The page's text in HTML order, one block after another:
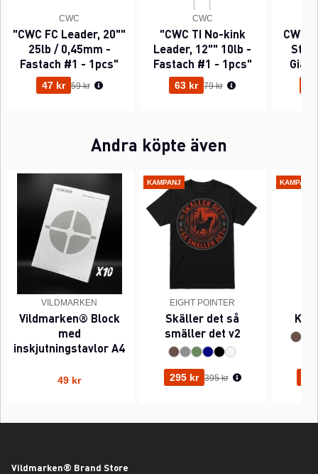
CWC
"CWC FC Leader, 20""
25lb / 0,45mm -
Fastach #1 - 1pcs"
47 kr Ordinarie pris:
59 kr
CWC
"CWC TI No-kink
Leader, 12"" 10lb -
Fastach #1 - 1pcs"
63 kr Ordinarie pris:
79 kr
CWC
Andra köpte även
VILDMARKEN
Vildmarken® Block
med
inskjutningstavlor A4
49 kr
KAMPANJ
EIGHT POINTER
Skäller det så
smäller det v2
295 kr Ordinarie pris:
395 kr
KAMPANJ
Vildmarken® Brand Store